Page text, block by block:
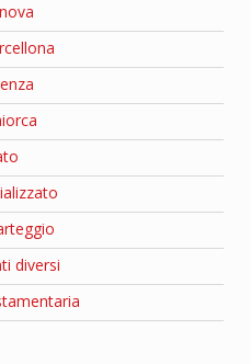
diversi